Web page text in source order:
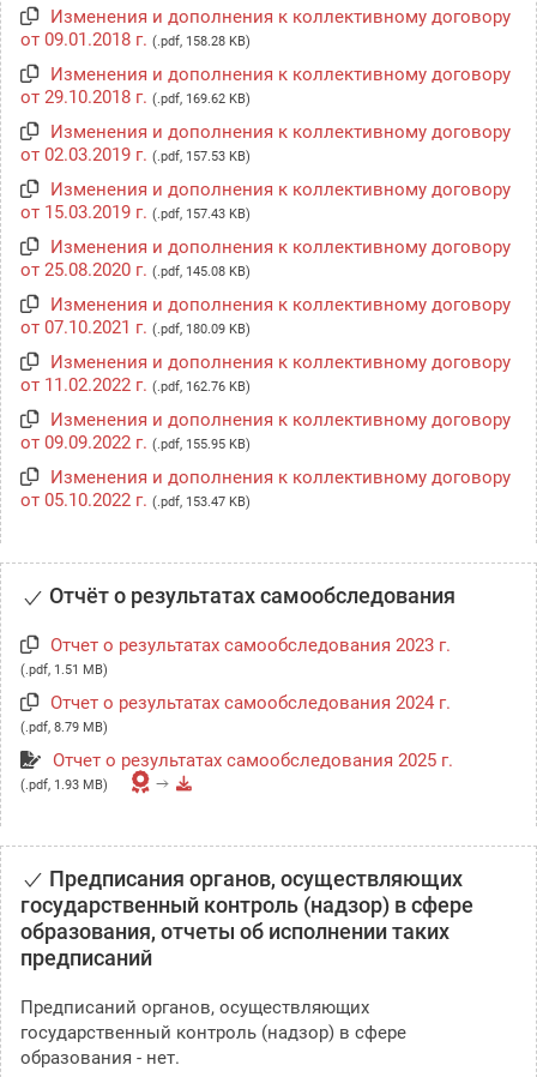
Изменения и дополнения к коллективному договору
от 09.01.2018 г. (.pdf, 158.28 KB)
Изменения и дополнения к коллективному договору
от 29.10.2018 г. (.pdf, 169.62 KB)
Изменения и дополнения к коллективному договору
от 02.03.2019 г. (.pdf, 157.53 KB)
Изменения и дополнения к коллективному договору
от 15.03.2019 г. (.pdf, 157.43 KB)
Изменения и дополнения к коллективному договору
от 25.08.2020 г. (.pdf, 145.08 KB)
Изменения и дополнения к коллективному договору
от 07.10.2021 г. (.pdf, 180.09 KB)
Изменения и дополнения к коллективному договору
от 11.02.2022 г. (.pdf, 162.76 KB)
Изменения и дополнения к коллективному договору
от 09.09.2022 г. (.pdf, 155.95 KB)
Изменения и дополнения к коллективному договору
от 05.10.2022 г. (.pdf, 153.47 KB)
Отчёт о результатах самообследования
Отчет о результатах самообследования 2023 г.
(.pdf, 1.51 MB)
Отчет о результатах самообследования 2024 г.
(.pdf, 8.79 MB)
Отчет о результатах самообследования 2025 г.
(.pdf, 1.93 MB)
Предписания органов, осуществляющих
государственный контроль (надзор) в сфере
образования, отчеты об исполнении таких
предписаний
Предписаний органов, осуществляющих
государственный контроль (надзор) в сфере
образования - нет.